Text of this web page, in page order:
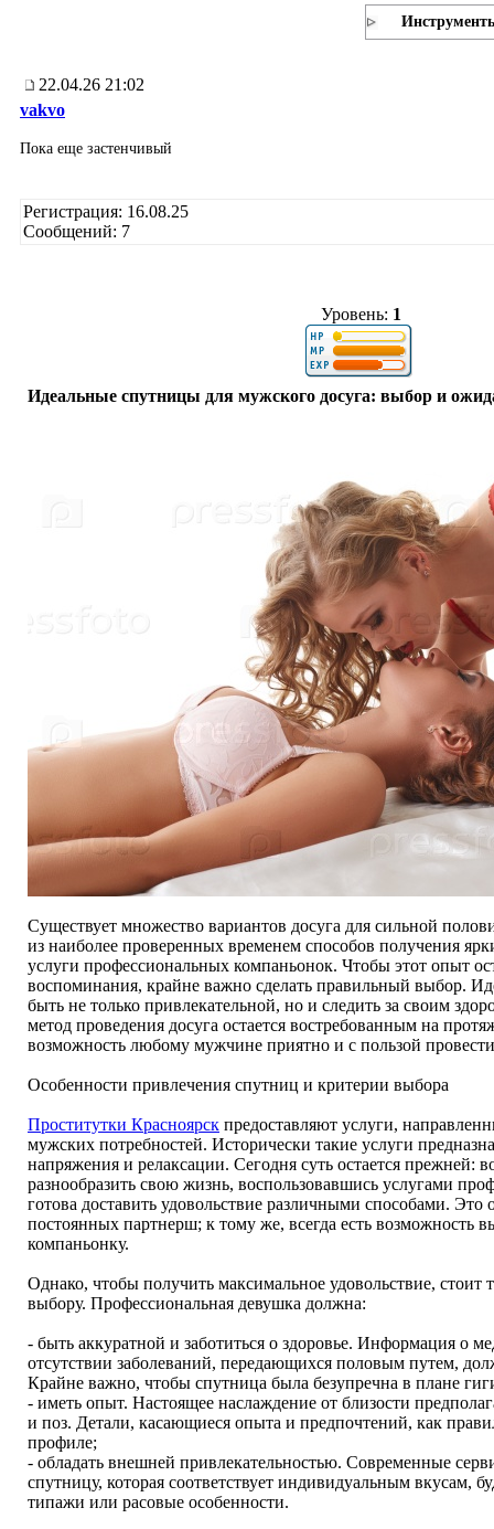
22.04.26 21:02
vakvo
Пока еще застенчивый
Регистрация: 16.08.25
Сообщений: 7
Уровень: 1
Идеальные спутницы для мужского досуга: выбор и
Существует множество вариантов досуга для сильной
из наиболее проверенных временем способов получения
услуги профессиональных компаньонок. Чтобы этот опыт
воспоминания, крайне важно сделать правильный выбор.
быть не только привлекательной, но и следить за своим
метод проведения досуга остается востребованным на
возможность любому мужчине приятно и с пользой
Особенности привлечения спутниц и критерии выбора
Проститутки Красноярск предоставляют услуги,
мужских потребностей. Исторически такие услуги
напряжения и релаксации. Сегодня суть остается прежней:
разнообразить свою жизнь, воспользовавшись услугами
готова доставить удовольствие различными способами. Это
постоянных партнерш; к тому же, всегда есть возможность
компаньонку.
Однако, чтобы получить максимальное удовольствие, стоит
выбору. Профессиональная девушка должна:
- быть аккуратной и заботиться о здоровье. Информация о
отсутствии заболеваний, передающихся половым путем,
Крайне важно, чтобы спутница была безупречна в плане
- иметь опыт. Настоящее наслаждение от близости
и поз. Детали, касающиеся опыта и предпочтений, как
профиле;
- обладать внешней привлекательностью. Современные
спутницу, которая соответствует индивидуальным вкусам,
типажи или расовые особенности.